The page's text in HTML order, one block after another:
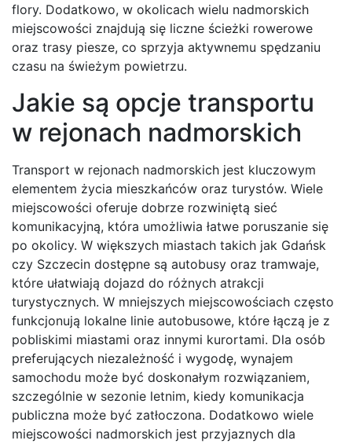
flory. Dodatkowo, w okolicach wielu nadmorskich
miejscowości znajdują się liczne ścieżki rowerowe
oraz trasy piesze, co sprzyja aktywnemu spędzaniu
czasu na świeżym powietrzu.
Jakie są opcje transportu
w rejonach nadmorskich
Transport w rejonach nadmorskich jest kluczowym
elementem życia mieszkańców oraz turystów. Wiele
miejscowości oferuje dobrze rozwiniętą sieć
komunikacyjną, która umożliwia łatwe poruszanie się
po okolicy. W większych miastach takich jak Gdańsk
czy Szczecin dostępne są autobusy oraz tramwaje,
które ułatwiają dojazd do różnych atrakcji
turystycznych. W mniejszych miejscowościach często
funkcjonują lokalne linie autobusowe, które łączą je z
pobliskimi miastami oraz innymi kurortami. Dla osób
preferujących niezależność i wygodę, wynajem
samochodu może być doskonałym rozwiązaniem,
szczególnie w sezonie letnim, kiedy komunikacja
publiczna może być zatłoczona. Dodatkowo wiele
miejscowości nadmorskich jest przyjaznych dla